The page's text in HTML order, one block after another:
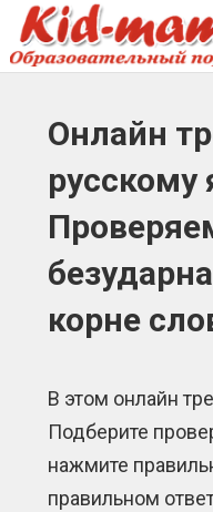
Онлайн
русскому
корне
В этом онлайн
Подберите
нажмите
правильном